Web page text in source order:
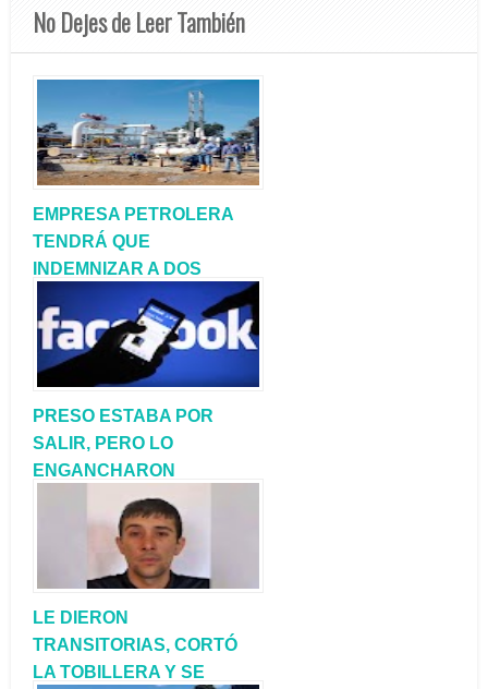
No Dejes de Leer También
EMPRESA PETROLERA
TENDRÁ QUE
INDEMNIZAR A DOS
PRESO ESTABA POR
SALIR, PERO LO
ENGANCHARON
VENDIENDO LO ROBADO
EN FACEBOOK
LE DIERON
TRANSITORIAS, CORTÓ
LA TOBILLERA Y SE